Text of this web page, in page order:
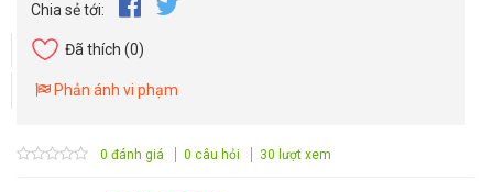
Chia sẻ tới:
Đã thích (0)
Phản ánh vi phạm
0 đánh giá 0 câu hỏi 30 lượt xem